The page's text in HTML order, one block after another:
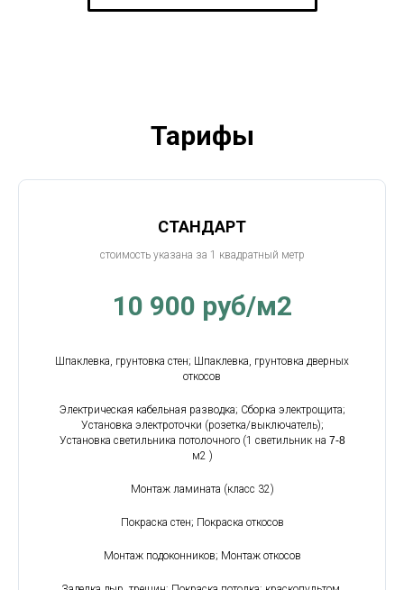
Тарифы
СТАНДАРТ
стоимость указана за 1 квадратный метр
10 900 руб/м2
Шпаклевка, грунтовка стен; Шпаклевка, грунтовка дверных
откосов
Электрическая кабельная разводка; Сборка электрощита;
Установка электроточки (розетка/выключатель);
Установка светильника потолочного (1 светильник на 7-8
м2 )
Монтаж ламината (класс 32)
Покраска стен; Покраска откосов
Монтаж подоконников; Монтаж откосов